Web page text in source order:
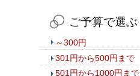
ご予算で選ぶ
～300円
301円から500円まで
501円から1000円まで